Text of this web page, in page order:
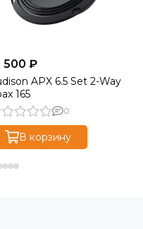
500 ₽
APX 6.5 Set 2-Way
165
0
В корзину